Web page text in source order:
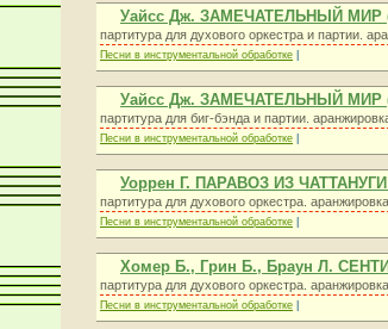
Уайсс Дж. ЗАМЕЧАТЕЛЬНЫЙ МИР
партитура для духового оркестра и партии.
Песни в инструментальной обработке
Уайсс Дж. ЗАМЕЧАТЕЛЬНЫЙ МИР
партитура для биг-бэнда и партии.
Песни в инструментальной обработке
Уоррен Г. ПАРАВОЗ ИЗ ЧАТТАНУГИ
партитура для духового оркестра.
Песни в инструментальной обработке
Хомер Б., Грин Б., Браун Л.
партитура для духового оркестра.
Песни в инструментальной обработке